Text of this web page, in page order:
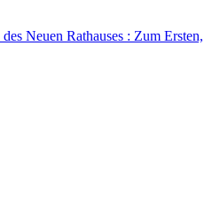
Neuen Rathauses : Zum Ersten,